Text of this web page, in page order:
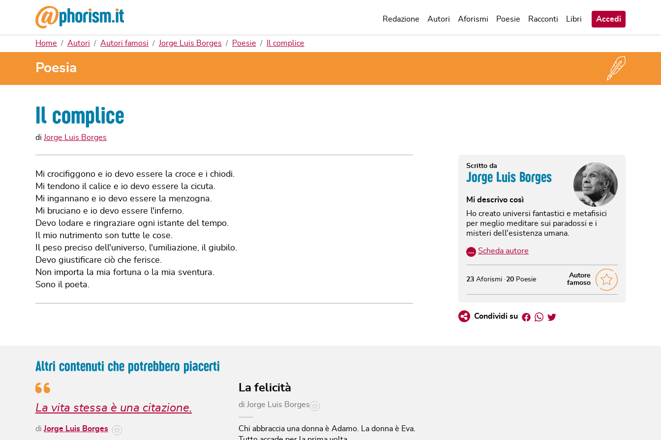
Redazione Autori Aforismi Poesie Racconti Libri Accedi
Home Autori Autori famosi Jorge Luis Borges Poesie Il complice
Poesia
Il complice
di Jorge Luis Borges
Mi crocifiggono e io devo essere la croce e i chiodi.
Mi tendono il calice e io devo essere la cicuta.
Mi ingannano e io devo essere la menzogna.
Mi bruciano e io devo essere l'inferno.
Devo lodare e ringraziare ogni istante del tempo.
Il mio nutrimento son tutte le cose.
Il peso preciso dell'universo, l'umiliazione, il giubilo.
Devo giustificare ciò che ferisce.
Non importa la mia fortuna o la mia sventura.
Sono il poeta.
Scritto da
Jorge Luis Borges
Mi descrivo così
Ho creato universi fantastici e metafisici
per meglio meditare sui paradossi e i
misteri dell'esistenza umana.
… Scheda autore
Autore
famoso
23 Aforismi 20 Poesie
Condividi su Facebook
Whatsapp
Twitter
Altri contenuti che potrebbero piacerti
La vita stessa è una citazione.
diJorge Luis Borges
La felicità
di Jorge Luis Borges
Chi abbraccia una donna è Adamo. La donna è Eva.